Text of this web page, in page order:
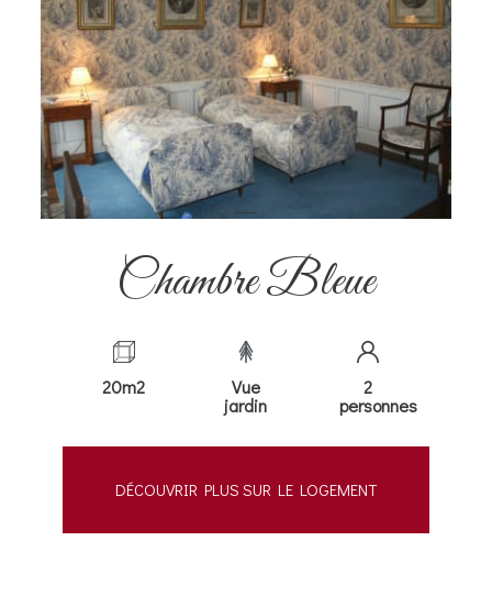
Chambre Bleue
20m2
Vue
jardin
2
personnes
DÉCOUVRIR PLUS SUR LE LOGEMENT